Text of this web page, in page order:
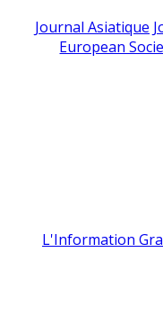
Journal Asiatique
European
L'Information